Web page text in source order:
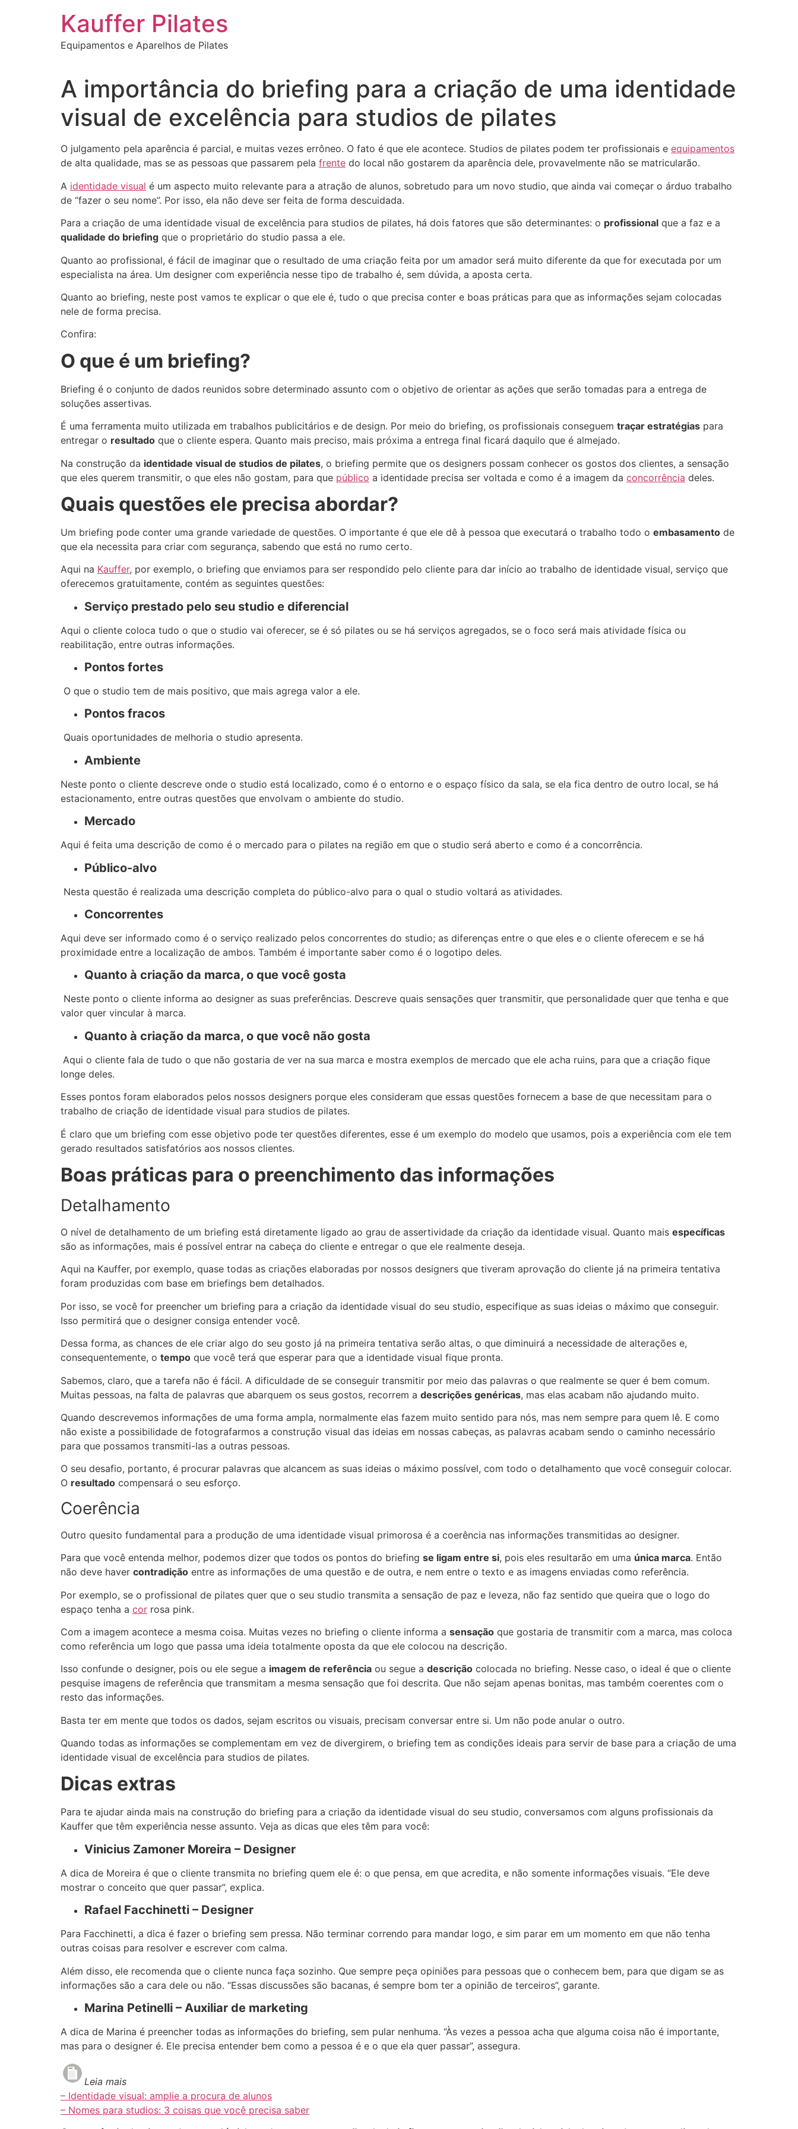
Kauffer Pilates
Equipamentos e Aparelhos de Pilates
A importância do briefing para a criação de uma identidade
visual de excelência para studios de pilates
O julgamento pela aparência é parcial, e muitas vezes errôneo. O fato é que ele acontece. Studios de pilates podem ter profissionais e equipamentos
de alta qualidade, mas se as pessoas que passarem pela frente do local não gostarem da aparência dele, provavelmente não se matricularão.
A identidade visual é um aspecto muito relevante para a atração de alunos, sobretudo para um novo studio, que ainda vai começar o árduo trabalho
de “fazer o seu nome”. Por isso, ela não deve ser feita de forma descuidada.
Para a criação de uma identidade visual de excelência para studios de pilates, há dois fatores que são determinantes: o profissional que a faz e a
qualidade do briefing que o proprietário do studio passa a ele.
Quanto ao profissional, é fácil de imaginar que o resultado de uma criação feita por um amador será muito diferente da que for executada por um
especialista na área. Um designer com experiência nesse tipo de trabalho é, sem dúvida, a aposta certa.
Quanto ao briefing, neste post vamos te explicar o que ele é, tudo o que precisa conter e boas práticas para que as informações sejam colocadas
nele de forma precisa.
Confira:
O que é um briefing?
Briefing é o conjunto de dados reunidos sobre determinado assunto com o objetivo de orientar as ações que serão tomadas para a entrega de
soluções assertivas.
É uma ferramenta muito utilizada em trabalhos publicitários e de design. Por meio do briefing, os profissionais conseguem traçar estratégias para
entregar o resultado que o cliente espera. Quanto mais preciso, mais próxima a entrega final ficará daquilo que é almejado.
Na construção da identidade visual de studios de pilates, o briefing permite que os designers possam conhecer os gostos dos clientes, a sensação
que eles querem transmitir, o que eles não gostam, para que público a identidade precisa ser voltada e como é a imagem da concorrência deles.
Quais questões ele precisa abordar?
Um briefing pode conter uma grande variedade de questões. O importante é que ele dê à pessoa que executará o trabalho todo o embasamento de
que ela necessita para criar com segurança, sabendo que está no rumo certo.
Aqui na Kauffer, por exemplo, o briefing que enviamos para ser respondido pelo cliente para dar início ao trabalho de identidade visual, serviço que
oferecemos gratuitamente, contém as seguintes questões:
Serviço prestado pelo seu studio e diferencial
Aqui o cliente coloca tudo o que o studio vai oferecer, se é só pilates ou se há serviços agregados, se o foco será mais atividade física ou
reabilitação, entre outras informações.
Pontos fortes
O que o studio tem de mais positivo, que mais agrega valor a ele.
Pontos fracos
Quais oportunidades de melhoria o studio apresenta.
Ambiente
Neste ponto o cliente descreve onde o studio está localizado, como é o entorno e o espaço físico da sala, se ela fica dentro de outro local, se há
estacionamento, entre outras questões que envolvam o ambiente do studio.
Mercado
Aqui é feita uma descrição de como é o mercado para o pilates na região em que o studio será aberto e como é a concorrência.
Público-alvo
Nesta questão é realizada uma descrição completa do público-alvo para o qual o studio voltará as atividades.
Concorrentes
Aqui deve ser informado como é o serviço realizado pelos concorrentes do studio; as diferenças entre o que eles e o cliente oferecem e se há
proximidade entre a localização de ambos. Também é importante saber como é o logotipo deles.
Quanto à criação da marca, o que você gosta
Neste ponto o cliente informa ao designer as suas preferências. Descreve quais sensações quer transmitir, que personalidade quer que tenha e que
valor quer vincular à marca.
Quanto à criação da marca, o que você não gosta
Aqui o cliente fala de tudo o que não gostaria de ver na sua marca e mostra exemplos de mercado que ele acha ruins, para que a criação fique
longe deles.
Esses pontos foram elaborados pelos nossos designers porque eles consideram que essas questões fornecem a base de que necessitam para o
trabalho de criação de identidade visual para studios de pilates.
É claro que um briefing com esse objetivo pode ter questões diferentes, esse é um exemplo do modelo que usamos, pois a experiência com ele tem
gerado resultados satisfatórios aos nossos clientes.
Boas práticas para o preenchimento das informações
Detalhamento
O nível de detalhamento de um briefing está diretamente ligado ao grau de assertividade da criação da identidade visual. Quanto mais específicas
são as informações, mais é possível entrar na cabeça do cliente e entregar o que ele realmente deseja.
Aqui na Kauffer, por exemplo, quase todas as criações elaboradas por nossos designers que tiveram aprovação do cliente já na primeira tentativa
foram produzidas com base em briefings bem detalhados.
Por isso, se você for preencher um briefing para a criação da identidade visual do seu studio, especifique as suas ideias o máximo que conseguir.
Isso permitirá que o designer consiga entender você.
Dessa forma, as chances de ele criar algo do seu gosto já na primeira tentativa serão altas, o que diminuirá a necessidade de alterações e,
consequentemente, o tempo que você terá que esperar para que a identidade visual fique pronta.
Sabemos, claro, que a tarefa não é fácil. A dificuldade de se conseguir transmitir por meio das palavras o que realmente se quer é bem comum.
Muitas pessoas, na falta de palavras que abarquem os seus gostos, recorrem a descrições genéricas, mas elas acabam não ajudando muito.
Quando descrevemos informações de uma forma ampla, normalmente elas fazem muito sentido para nós, mas nem sempre para quem lê. E como
não existe a possibilidade de fotografarmos a construção visual das ideias em nossas cabeças, as palavras acabam sendo o caminho necessário
para que possamos transmiti-las a outras pessoas.
O seu desafio, portanto, é procurar palavras que alcancem as suas ideias o máximo possível, com todo o detalhamento que você conseguir colocar.
O resultado compensará o seu esforço.
Coerência
Outro quesito fundamental para a produção de uma identidade visual primorosa é a coerência nas informações transmitidas ao designer.
Para que você entenda melhor, podemos dizer que todos os pontos do briefing se ligam entre si, pois eles resultarão em uma única marca. Então
não deve haver contradição entre as informações de uma questão e de outra, e nem entre o texto e as imagens enviadas como referência.
Por exemplo, se o profissional de pilates quer que o seu studio transmita a sensação de paz e leveza, não faz sentido que queira que o logo do
espaço tenha a cor rosa pink.
Com a imagem acontece a mesma coisa. Muitas vezes no briefing o cliente informa a sensação que gostaria de transmitir com a marca, mas coloca
como referência um logo que passa uma ideia totalmente oposta da que ele colocou na descrição.
Isso confunde o designer, pois ou ele segue a imagem de referência ou segue a descrição colocada no briefing. Nesse caso, o ideal é que o cliente
pesquise imagens de referência que transmitam a mesma sensação que foi descrita. Que não sejam apenas bonitas, mas também coerentes com o
resto das informações.
Basta ter em mente que todos os dados, sejam escritos ou visuais, precisam conversar entre si. Um não pode anular o outro.
Quando todas as informações se complementam em vez de divergirem, o briefing tem as condições ideais para servir de base para a criação de uma
identidade visual de excelência para studios de pilates.
Dicas extras
Para te ajudar ainda mais na construção do briefing para a criação da identidade visual do seu studio, conversamos com alguns profissionais da
Kauffer que têm experiência nesse assunto. Veja as dicas que eles têm para você:
Vinicius Zamoner Moreira – Designer
A dica de Moreira é que o cliente transmita no briefing quem ele é: o que pensa, em que acredita, e não somente informações visuais. “Ele deve
mostrar o conceito que quer passar”, explica.
Rafael Facchinetti – Designer
Para Facchinetti, a dica é fazer o briefing sem pressa. Não terminar correndo para mandar logo, e sim parar em um momento em que não tenha
outras coisas para resolver e escrever com calma.
Além disso, ele recomenda que o cliente nunca faça sozinho. Que sempre peça opiniões para pessoas que o conhecem bem, para que digam se as
informações são a cara dele ou não. “Essas discussões são bacanas, é sempre bom ter a opinião de terceiros”, garante.
Marina Petinelli – Auxiliar de marketing
A dica de Marina é preencher todas as informações do briefing, sem pular nenhuma. “Às vezes a pessoa acha que alguma coisa não é importante,
mas para o designer é. Ele precisa entender bem como a pessoa é e o que ela quer passar”, assegura.
Leia mais
– Identidade visual: amplie a procura de alunos
– Nomes para studios: 3 coisas que você precisa saber